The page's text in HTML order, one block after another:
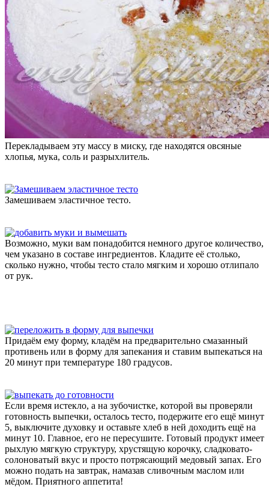
Перекладываем эту массу в миску, где находятся овсяные
хлопья, мука, соль и разрыхлитель.
Замешиваем эластичное тесто.
Возможно, муки вам понадобится немного другое количество,
чем указано в составе ингредиентов. Кладите её столько,
сколько нужно, чтобы тесто стало мягким и хорошо отлипало
от рук.
Придаём ему форму, кладём на предварительно смазанный
противень или в форму для запекания и ставим выпекаться на
20 минут при температуре 180 градусов.
Если время истекло, а на зубочистке, которой вы проверяли
готовность выпечки, осталось тесто, подержите его ещё минут
5, выключите духовку и оставьте хлеб в ней доходить ещё на
минут 10. Главное, его не пересушите. Готовый продукт имеет
рыхлую мягкую структуру, хрустящую корочку, сладковато-
солоноватый вкус и просто потрясающий медовый запах. Его
можно подать на завтрак, намазав сливочным маслом или
мёдом. Приятного аппетита!